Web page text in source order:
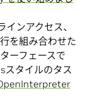
ンアクセス、
を組み合わせた
ーフェースで
スタイルのタス